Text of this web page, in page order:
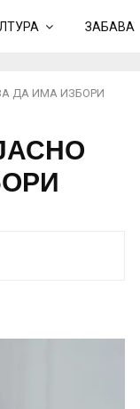
ЗАБАВА
ДА ИМА ИЗБОРИ